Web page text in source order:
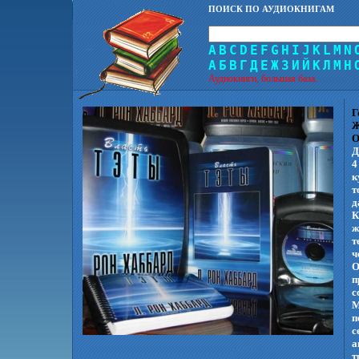
ПОИСК ПО АУДИОКНИГАМ
A B C D E F G H I J K L M N
А Б В Г Д Е Ж З И Й КЛ М Н
Аудиокниги, большая база.